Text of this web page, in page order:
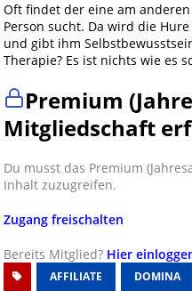
Oft findet der eine am
Person sucht. Da wird die
und gibt ihm
Therapie? Es ist nichts wie es
Premium
Mitgliedschaft
Du musst das Premium
Inhalt zuzugreifen.
Zugang freischalten
Bereits Mitglied? Hier
AFFILIATE DOMINA